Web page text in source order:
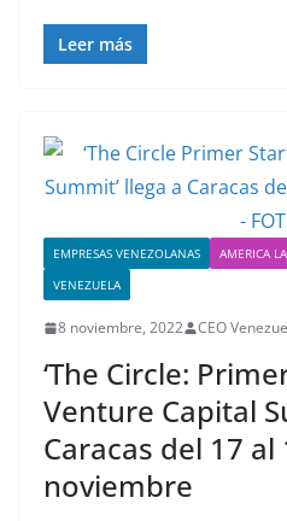
Leer más
EMPRESAS VENEZOLANAS AMERICA
VENEZUELA
8 noviembre, 2022 CEO
‘The Circle:
Venture Capital
Caracas del 17 al
noviembre